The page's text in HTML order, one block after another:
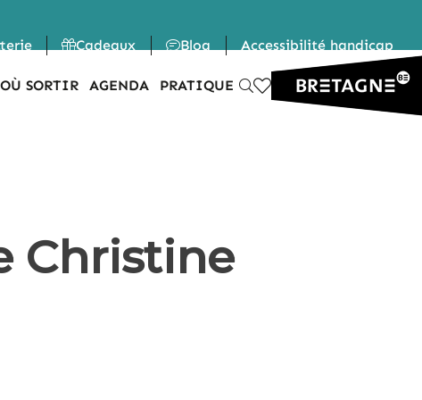
Cadeaux Blog Accessibilité handicap
SORTIR AGENDA PRATIQUE
Christine